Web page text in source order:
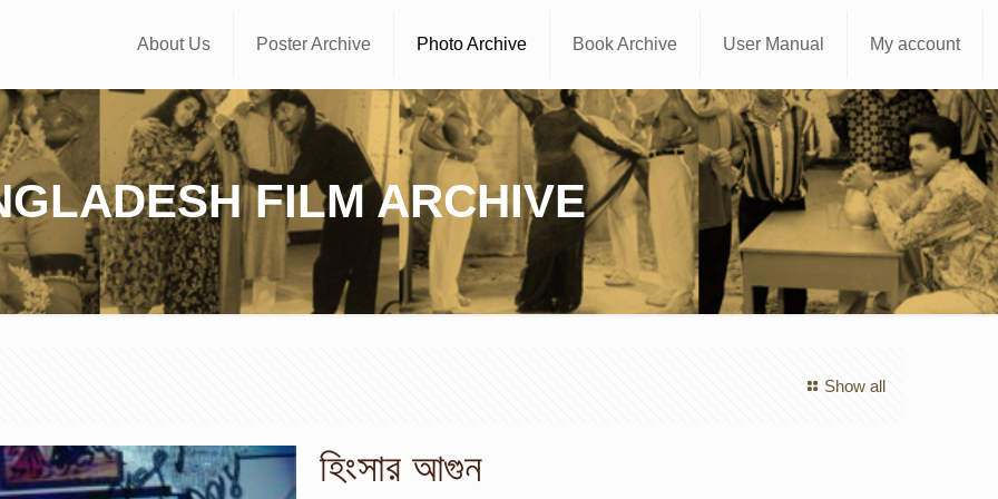
About Us Poster Archive Photo Archive Book Archive User Manual My account
FILM ARCHIVE
Show all
হিংসার আগুন